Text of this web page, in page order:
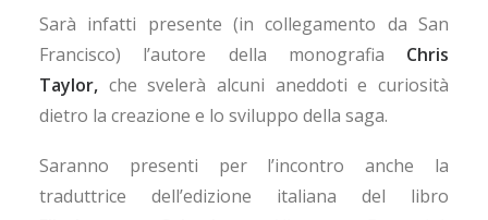
Sarà infatti presente (in collegamento da San
Francisco) l’autore della monografia Chris
Taylor, che svelerà alcuni aneddoti e curiosità
dietro la creazione e lo sviluppo della saga.
Saranno presenti per l’incontro anche la
traduttrice dell’edizione italiana del libro